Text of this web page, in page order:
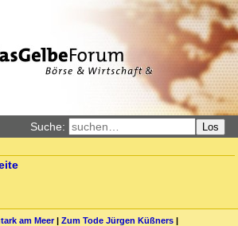
Suche: Los
am Meer| Zum Tode Jürgen Küßners |